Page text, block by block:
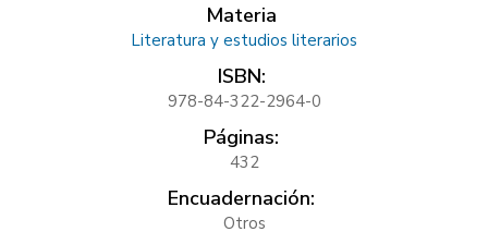
Materia
Literatura y estudios literarios
ISBN:
978-84-322-2964-0
Páginas:
432
Encuadernación:
Otros